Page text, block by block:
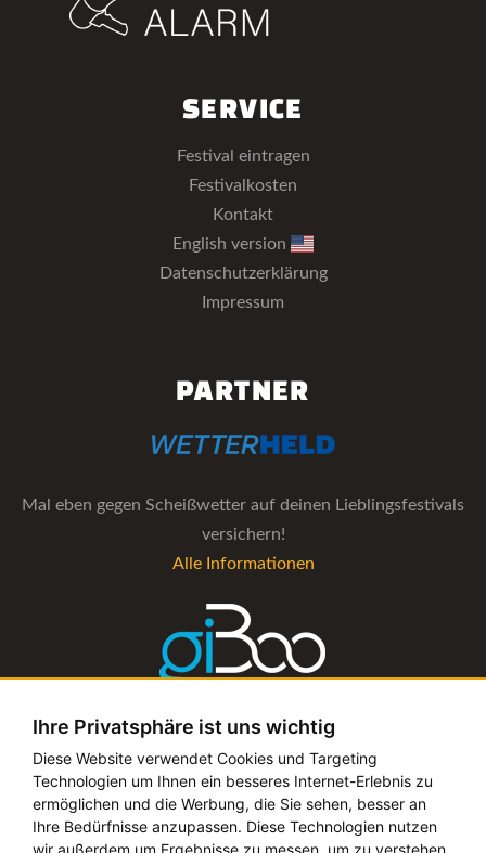
Ihre Privatsphäre ist uns wichtig
Diese Website verwendet Cookies und Targeting
Technologien um Ihnen ein besseres Internet-Erlebnis zu
ermöglichen und die Werbung, die Sie sehen, besser an
Ihre Bedürfnisse anzupassen. Diese Technologien nutzen
wir außerdem um Ergebnisse zu messen, um zu verstehen,
SERVICE
Festival eintragen
Festivalkosten
Kontakt
English version
Datenschutzerklärung
Impressum
PARTNER
Mal eben gegen Scheißwetter auf deinen Lieblingsfestivals
versichern!
Alle Informationen
Die Verwaltungs-Software für alle Künstler- und
Bookingagenturen
Alle Informationen